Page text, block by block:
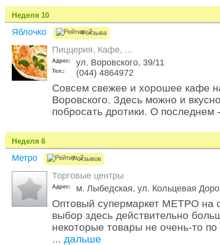
Неделя 10
Яблочко 4 отзыва
Пиццерия, Кафе, ...
Адрес: ул. Воровского, 39/11
Тел.: (044) 4864972
Совсем свежее и хорошее кафе
Воровского. Здесь можно и
побросать дротики. О
Неделя 6
Метро 7 отзывов
Торговые центры
Адрес: м. Лыбедская, ул. Кольцевая
Оптовый супермаркет МЕТРО на
выбор здесь действительно
некоторые товары не очень-то
... дальше